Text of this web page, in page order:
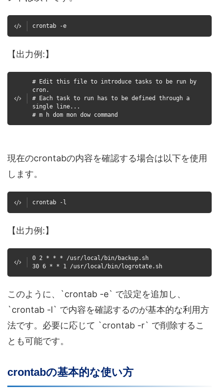
crontab -e
【出力例:】
# Edit this file to introduce tasks to be run by
cron.
# Each task to run has to be defined through a
single line...
# m h dom mon dow command
現在のcrontabの内容を確認する場合は以下を使用
します。
crontab -l
【出力例:】
0 2 * * * /usr/local/bin/backup.sh
30 6 * * 1 /usr/local/bin/logrotate.sh
このように、`crontab -e` で設定を追加し、
`crontab -l` で内容を確認するのが基本的な利用方
法です。必要に応じて `crontab -r` で削除するこ
とも可能です。
crontabの基本的な使い方